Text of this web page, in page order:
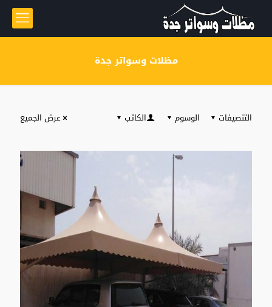
مظلات وسواتر جدة
التنصيفات الوسوم الكاتب عرض الجميع